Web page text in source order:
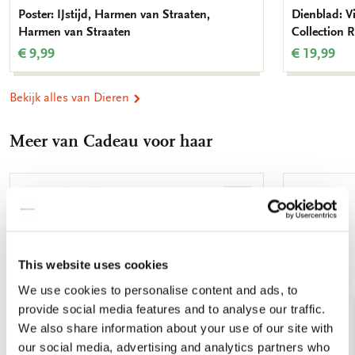
This website uses cookies
We use cookies to personalise content and ads, to
provide social media features and to analyse our traffic.
We also share information about your use of our site with
our social media, advertising and analytics partners who
Poster: IJstijd, Harmen van Straaten,
Harmen van Straaten
€ 9,99
Dienblad:
Collection
€ 19,99
Bekijk alles van Dieren
Meer van Cadeau voor haar
Toevoegen